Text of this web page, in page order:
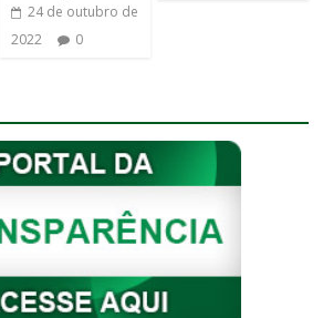
24 de outubro de
2022
0